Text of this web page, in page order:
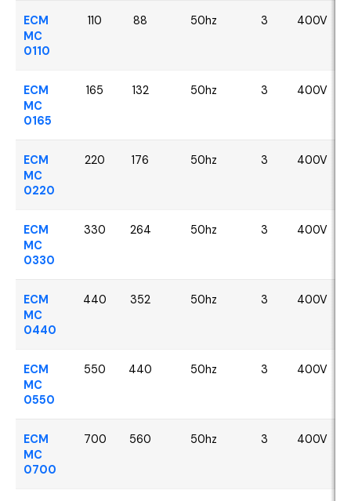
ECM
MC
0110
110 88 50hz 3 400V
ECM
MC
0165
165 132 50hz 3 400V
ECM
MC
0220
220 176 50hz 3 400V
ECM
MC
0330
330 264 50hz 3 400V
ECM
MC
0440
440 352 50hz 3 400V
ECM
MC
0550
550 440 50hz 3 400V
ECM
MC
0700
700 560 50hz 3 400V